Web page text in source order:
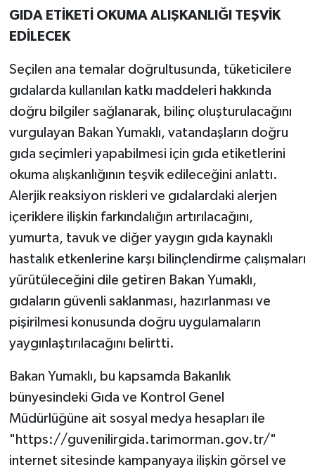
GIDA ETİKETİ OKUMA ALIŞKANLIĞI TEŞVİK
EDİLECEK
Seçilen ana temalar doğrultusunda, tüketicilere
gıdalarda kullanılan katkı maddeleri hakkında
doğru bilgiler sağlanarak, bilinç oluşturulacağını
vurgulayan Bakan Yumaklı, vatandaşların doğru
gıda seçimleri yapabilmesi için gıda etiketlerini
okuma alışkanlığının teşvik edileceğini anlattı.
Alerjik reaksiyon riskleri ve gıdalardaki alerjen
içeriklere ilişkin farkındalığın artırılacağını,
yumurta, tavuk ve diğer yaygın gıda kaynaklı
hastalık etkenlerine karşı bilinçlendirme çalışmaları
yürütüleceğini dile getiren Bakan Yumaklı,
gıdaların güvenli saklanması, hazırlanması ve
pişirilmesi konusunda doğru uygulamaların
yaygınlaştırılacağını belirtti.
Bakan Yumaklı, bu kapsamda Bakanlık
bünyesindeki Gıda ve Kontrol Genel
Müdürlüğüne ait sosyal medya hesapları ile
"https://guvenilirgida.tarimorman.gov.tr/"
internet sitesinde kampanyaya ilişkin görsel ve